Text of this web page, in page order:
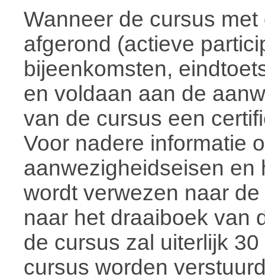
Wanneer de cursus
afgerond (actieve
bijeenkomsten,
en voldaan aan de
van de cursus een
Voor nadere informatie
aanwezigheidseisen
wordt verwezen naar
naar het draaiboek van
de cursus zal uiterlijk
cursus worden